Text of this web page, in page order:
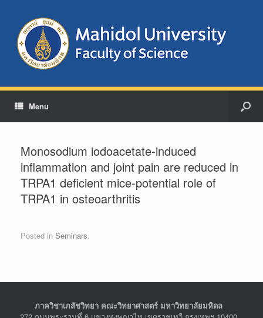
Menu
Monosodium iodoacetate-induced
inflammation and joint pain are reduced in
TRPA1 deficient mice-potential role of
TRPA1 in osteoarthritis
Posted in Seminars.
ภาควิชาเภสัชวิทยา คณะวิทยาศาสตร์ มหาวิทยาลัยมหิดล